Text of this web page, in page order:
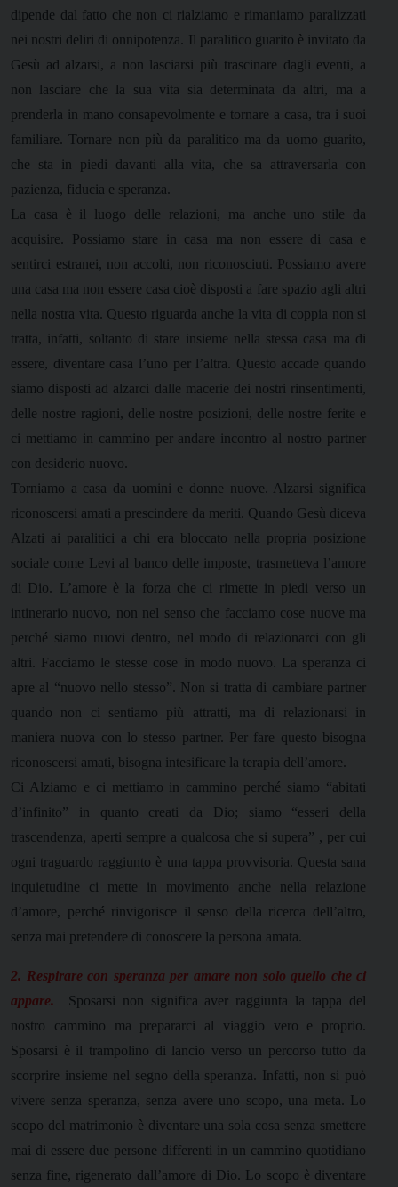
dipende dal fatto che non ci rialziamo e rimaniamo paralizzati
nei nostri deliri di onnipotenza. Il paralitico guarito è invitato da
Gesù ad alzarsi, a non lasciarsi più trascinare dagli eventi, a
non lasciare che la sua vita sia determinata da altri, ma a
prenderla in mano consapevolmente e tornare a casa, tra i suoi
familiare. Tornare non più da paralitico ma da uomo guarito,
che sta in piedi davanti alla vita, che sa attraversarla con
pazienza, fiducia e speranza.
La casa è il luogo delle relazioni, ma anche uno stile da
acquisire. Possiamo stare in casa ma non essere di casa e
sentirci estranei, non accolti, non riconosciuti. Possiamo avere
una casa ma non essere casa cioè disposti a fare spazio agli altri
nella nostra vita. Questo riguarda anche la vita di coppia non si
tratta, infatti, soltanto di stare insieme nella stessa casa ma di
essere, diventare casa l’uno per l’altra. Questo accade quando
siamo disposti ad alzarci dalle macerie dei nostri rinsentimenti,
delle nostre ragioni, delle nostre posizioni, delle nostre ferite e
ci mettiamo in cammino per andare incontro al nostro partner
con desiderio nuovo.
Torniamo a casa da uomini e donne nuove. Alzarsi significa
riconoscersi amati a prescindere da meriti. Quando Gesù diceva
Alzati ai paralitici a chi era bloccato nella propria posizione
sociale come Levi al banco delle imposte, trasmetteva l’amore
di Dio. L’amore è la forza che ci rimette in piedi verso un
intinerario nuovo, non nel senso che facciamo cose nuove ma
perché siamo nuovi dentro, nel modo di relazionarci con gli
altri. Facciamo le stesse cose in modo nuovo. La speranza ci
apre al “nuovo nello stesso”. Non si tratta di cambiare partner
quando non ci sentiamo più attratti, ma di relazionarsi in
maniera nuova con lo stesso partner. Per fare questo bisogna
riconoscersi amati, bisogna intesificare la terapia dell’amore.
Ci Alziamo e ci mettiamo in cammino perché siamo “abitati
d’infinito” in quanto creati da Dio; siamo “esseri della
trascendenza, aperti sempre a qualcosa che si supera” , per cui
ogni traguardo raggiunto è una tappa provvisoria. Questa sana
inquietudine ci mette in movimento anche nella relazione
d’amore, perché rinvigorisce il senso della ricerca dell’altro,
senza mai pretendere di conoscere la persona amata.
2. Respirare con speranza per amare non solo quello che ci
appare. Sposarsi non significa aver raggiunta la tappa del
nostro cammino ma prepararci al viaggio vero e proprio.
Sposarsi è il trampolino di lancio verso un percorso tutto da
scorprire insieme nel segno della speranza. Infatti, non si può
vivere senza speranza, senza avere uno scopo, una meta. Lo
scopo del matrimonio è diventare una sola cosa senza smettere
mai di essere due persone differenti in un cammino quotidiano
senza fine, rigenerato dall’amore di Dio. Lo scopo è diventare